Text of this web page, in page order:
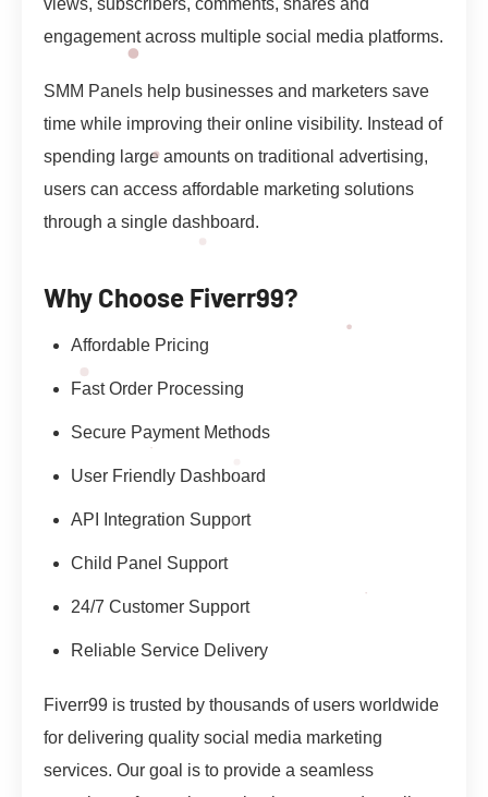
views, subscribers, comments, shares and
engagement across multiple social media platforms.
SMM Panels help businesses and marketers save
time while improving their online visibility. Instead of
spending large amounts on traditional advertising,
users can access affordable marketing solutions
through a single dashboard.
Why Choose Fiverr99?
Affordable Pricing
Fast Order Processing
Secure Payment Methods
User Friendly Dashboard
API Integration Support
Child Panel Support
24/7 Customer Support
Reliable Service Delivery
Fiverr99 is trusted by thousands of users worldwide
for delivering quality social media marketing
services. Our goal is to provide a seamless